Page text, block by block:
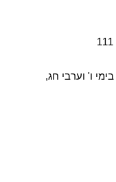
שעות פעילות ימים א'-ה', 10:00-19:00 בימי ו' וערבי חג,